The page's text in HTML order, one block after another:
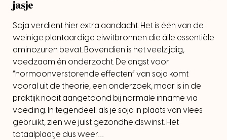
jasje
Soja verdient hier extra aandacht. Het is één van de
weinige plantaardige eiwitbronnen die álle essentiële
aminozuren bevat. Bovendien is het veelzijdig,
voedzaam én onderzocht. De angst voor
“hormoonverstorende effecten” van soja komt
vooral uit de theorie, een onderzoek, maar is in de
praktijk nooit aangetoond bij normale inname via
voeding. In tegendeel: als je soja in plaats van vlees
gebruikt, zien we juist gezondheidswinst. Het
totaalplaatje dus weer…